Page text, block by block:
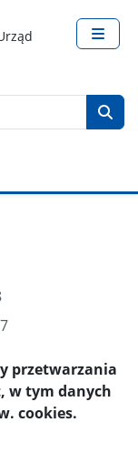
przetwarzania
w tym danych
cookies.